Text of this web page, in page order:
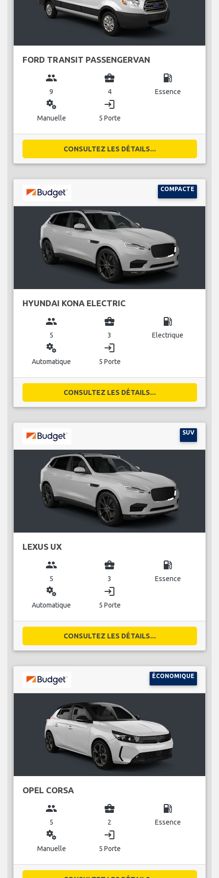
FORD TRANSIT PASSENGERVAN
group
9
business_center
4
local_gas_station
Essence
miscellaneous_services
Manuelle
login
5 Porte
CONSULTEZ LES DÉTAILS...
COMPACTE
HYUNDAI KONA ELECTRIC
group
5
business_center
3
local_gas_station
Electrique
miscellaneous_services
Automatique
login
5 Porte
CONSULTEZ LES DÉTAILS...
SUV
LEXUS UX
group
5
business_center
3
local_gas_station
Essence
miscellaneous_services
Automatique
login
5 Porte
CONSULTEZ LES DÉTAILS...
ÉCONOMIQUE
OPEL CORSA
group
5
business_center
2
local_gas_station
Essence
miscellaneous_services
Manuelle
login
5 Porte